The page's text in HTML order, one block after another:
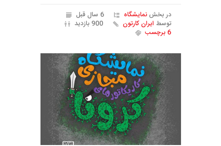
در بخشنمایشگاه
6 سال قبل
توسط ایران کارتون
900 بازدید
6 برچسب